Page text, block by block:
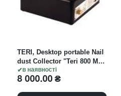
в наявності
TERI, Desktop portable Nail
dust Collector "Teri 800 M",
Витяжка настільна, чорна
зі сталевою решіткою
8 000.00₴